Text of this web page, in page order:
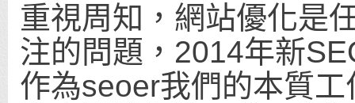
重視周知，網站優化是
注的問題，2014年新
作為seoer我們的本質